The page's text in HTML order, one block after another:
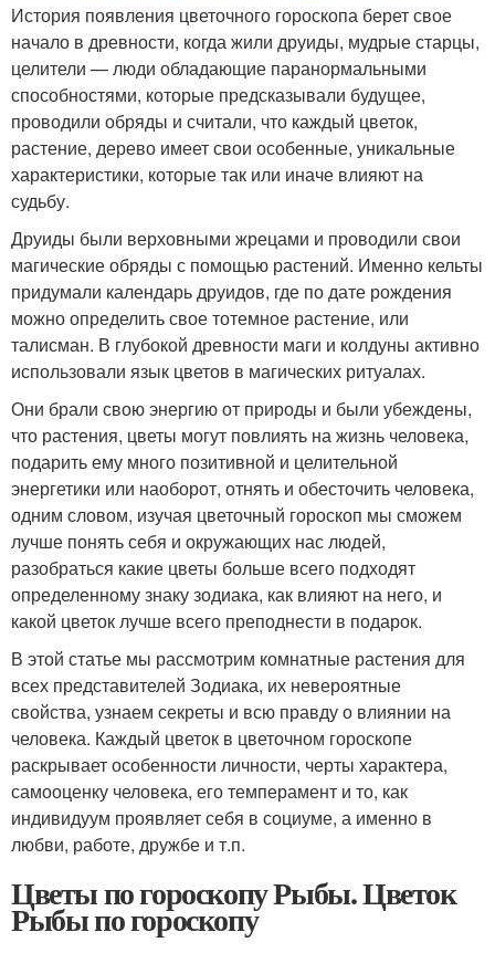
История появления цветочного гороскопа берет свое
начало в древности, когда жили друиды, мудрые старцы,
целители — люди обладающие паранормальными
способностями, которые предсказывали будущее,
проводили обряды и считали, что каждый цветок,
растение, дерево имеет свои особенные, уникальные
характеристики, которые так или иначе влияют на
судьбу.
Друиды были верховными жрецами и проводили свои
магические обряды с помощью растений. Именно кельты
придумали календарь друидов, где по дате рождения
можно определить свое тотемное растение, или
талисман. В глубокой древности маги и колдуны активно
использовали язык цветов в магических ритуалах.
Они брали свою энергию от природы и были убеждены,
что растения, цветы могут повлиять на жизнь человека,
подарить ему много позитивной и целительной
энергетики или наоборот, отнять и обесточить человека,
одним словом, изучая цветочный гороскоп мы сможем
лучше понять себя и окружающих нас людей,
разобраться какие цветы больше всего подходят
определенному знаку зодиака, как влияют на него, и
какой цветок лучше всего преподнести в подарок.
В этой статье мы рассмотрим комнатные растения для
всех представителей Зодиака, их невероятные
свойства, узнаем секреты и всю правду о влиянии на
человека. Каждый цветок в цветочном гороскопе
раскрывает особенности личности, черты характера,
самооценку человека, его темперамент и то, как
индивидуум проявляет себя в социуме, а именно в
любви, работе, дружбе и т.п.
Цветы по гороскопу Рыбы. Цветок
Рыбы по гороскопу